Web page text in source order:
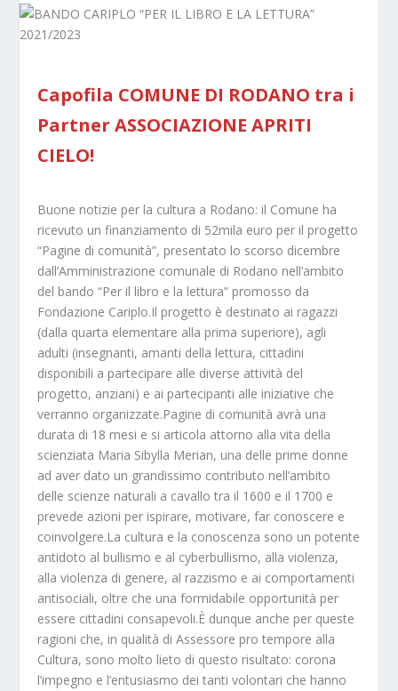
Capofila COMUNE DI RODANO tra i
Partner ASSOCIAZIONE APRITI
CIELO!
Buone notizie per la cultura a Rodano: il Comune ha
ricevuto un finanziamento di 52mila euro per il progetto
“Pagine di comunità”, presentato lo scorso dicembre
dall’Amministrazione comunale di Rodano nell’ambito
del bando “Per il libro e la lettura” promosso da
Fondazione Cariplo.Il progetto è destinato ai ragazzi
(dalla quarta elementare alla prima superiore), agli
adulti (insegnanti, amanti della lettura, cittadini
disponibili a partecipare alle diverse attività del
progetto, anziani) e ai partecipanti alle iniziative che
verranno organizzate.Pagine di comunità avrà una
durata di 18 mesi e si articola attorno alla vita della
scienziata Maria Sibylla Merian, una delle prime donne
ad aver dato un grandissimo contributo nell’ambito
delle scienze naturali a cavallo tra il 1600 e il 1700 e
prevede azioni per ispirare, motivare, far conoscere e
coinvolgere.La cultura e la conoscenza sono un potente
antidoto al bullismo e al cyberbullismo, alla violenza,
alla violenza di genere, al razzismo e ai comportamenti
antisociali, oltre che una formidabile opportunità per
essere cittadini consapevoli.È dunque anche per queste
ragioni che, in qualità di Assessore pro tempore alla
Cultura, sono molto lieto di questo risultato: corona
l’impegno e l’entusiasmo dei tanti volontari che hanno